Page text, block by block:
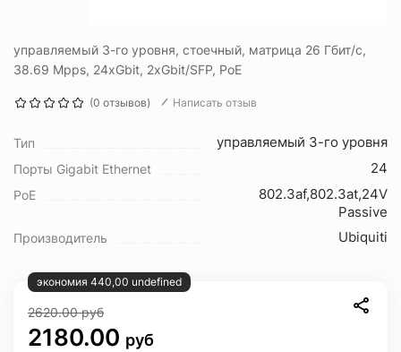
управляемый 3-го уровня, стоечный, матрица 26 Гбит/с,
38.69 Mpps, 24xGbit, 2xGbit/SFP, PoE
(0 отзывов) Написать отзыв
Тип управляемый 3-го уровня
Порты Gigabit Ethernet 24
PoE
802.3af,802.3at,24V
Passive
Производитель Ubiquiti
экономия 440,00 undefined
2620.00руб
2180.00 руб